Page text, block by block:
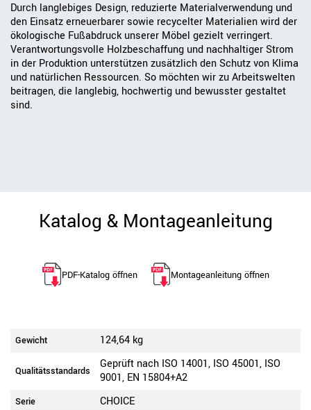
Durch langlebiges Design, reduzierte Materialverwendung und
den Einsatz erneuerbarer sowie recycelter Materialien wird der
ökologische Fußabdruck unserer Möbel gezielt verringert.
Verantwortungsvolle Holzbeschaffung und nachhaltiger Strom
in der Produktion unterstützen zusätzlich den Schutz von Klima
und natürlichen Ressourcen. So möchten wir zu Arbeitswelten
beitragen, die langlebig, hochwertig und bewusster gestaltet
sind.
Katalog & Montageanleitung
PDF-Katalog öffnen Montageanleitung öffnen
Gewicht 124,64 kg
Qualitätsstandards
Geprüft nach ISO 14001, ISO 45001, ISO
9001, EN 15804+A2
Serie CHOICE